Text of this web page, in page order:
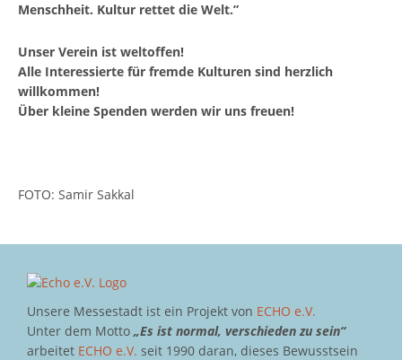
Menschheit. Kultur rettet die Welt.”
Unser Verein ist weltoffen!
Alle Interessierte für fremde Kulturen sind herzlich
willkommen!
Über kleine Spenden werden wir uns freuen!
FOTO: Samir Sakkal
Unsere Messestadt ist ein Projekt von ECHO e.V.
Unter dem Motto „Es ist normal, verschieden zu sein“
arbeitet ECHO e.V. seit 1990 daran, dieses Bewusstsein